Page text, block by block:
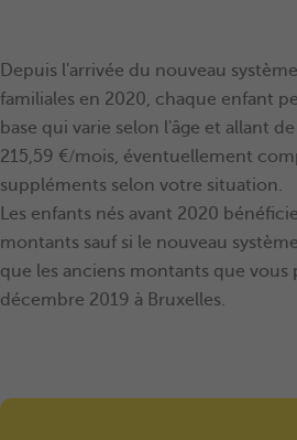
Depuis l'arrivée du nouveau
familiales en 2020, chaque enfant
base qui varie selon l'âge et allant de
215,59 €/mois, éventuellement
suppléments selon votre situation.
Les enfants nés avant 2020
montants sauf si le nouveau
que les anciens montants que vous
décembre 2019 à Bruxelles.